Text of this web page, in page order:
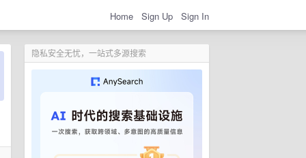
Home Sign Up Sign In
隐私安全无忧，一站式多源搜索